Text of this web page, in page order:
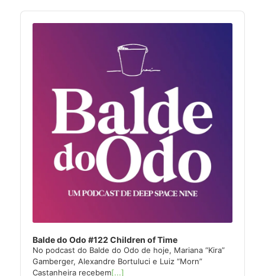
Audio
Player
Balde do Odo #122 Children of Time
No podcast do Balde do Odo de hoje, Mariana “Kira”
Gamberger, Alexandre Bortuluci e Luiz “Morn”
Castanheira recebem[...]